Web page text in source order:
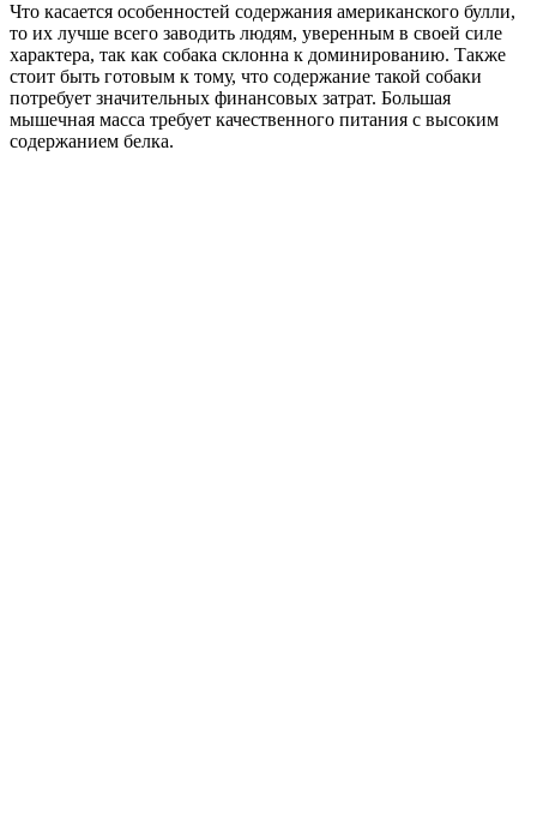
Что касается особенностей содержания американского булли,
то их лучше всего заводить людям, уверенным в своей силе
характера, так как собака склонна к доминированию. Также
стоит быть готовым к тому, что содержание такой собаки
потребует значительных финансовых затрат. Большая
мышечная масса требует качественного питания с высоким
содержанием белка.